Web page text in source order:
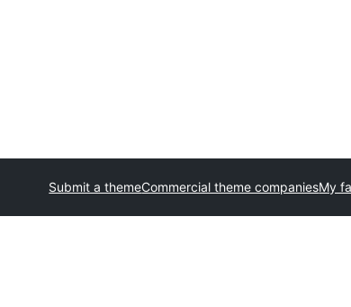
Submit a themeCommercial theme companiesMy